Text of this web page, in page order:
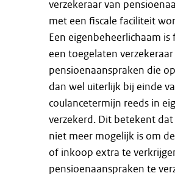
verzekeraar van
met een fiscale faciliteit
Een eigenbeheerlichaam is
een toegelaten
pensioenaanspraken die
dan wel uiterlijk bij einde
coulancetermijn reeds in
verzekerd. Dit betekent dat
niet meer mogelijk is om
of inkoop extra te
pensioenaanspraken te